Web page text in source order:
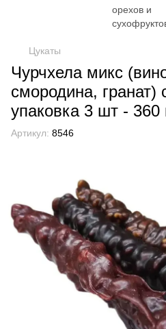
Цукаты
Чурчхела микс
смородина, гранат)
упаковка 3 шт - 360
Артикул: 8546